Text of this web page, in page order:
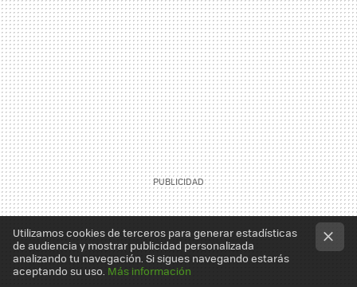
Utilizamos cookies de terceros para generar estadísticas
de audiencia y mostrar publicidad personalizada
analizando tu navegación. Si sigues navegando estarás
aceptando su uso. Más información